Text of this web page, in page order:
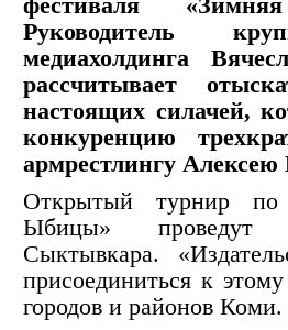
фестиваля
Руководитель
медиахолдинга
рассчитывает
настоящих силачей,
конкуренцию
армрестлингу Алексею
Открытый турнир по
Ыбицы» проведут
Сыктывкара.
присоединиться к
городов и районов Коми.